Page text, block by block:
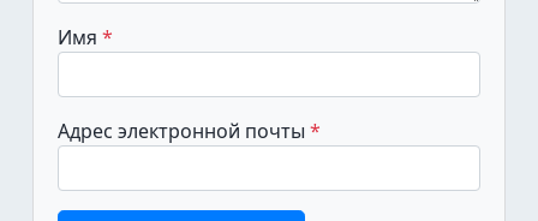
Имя
Адрес электронной почты